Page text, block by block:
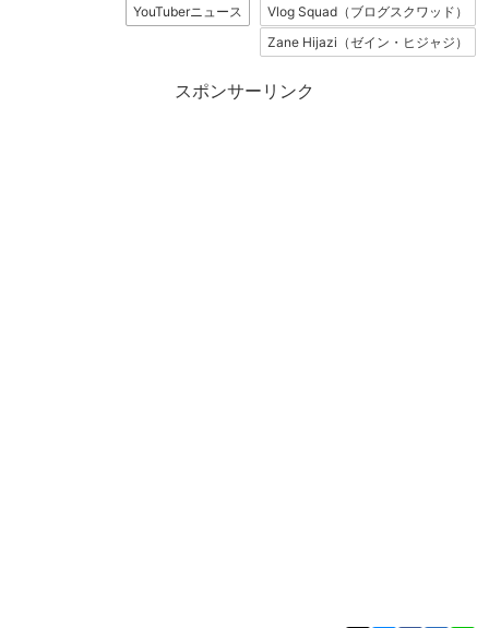
YouTuberニュース
Vlog Squad（ブログスクワッド）
Zane Hijazi（ゼイン・ヒジャジ）
スポンサーリンク